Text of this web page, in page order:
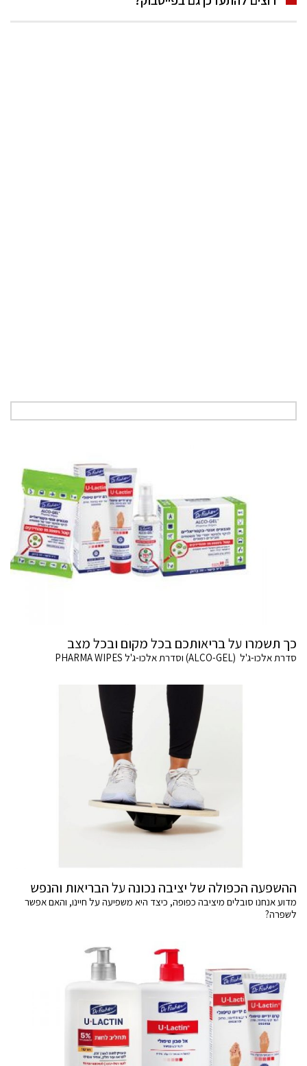
כך תשמרו על בריאותכם בכל מקום ובכל מצב
סדרת אלכו-ג'ל (ALCO-GEL) וסדרת אלכו-ג'ל PHARMA WIPES
ההשפעה הכפולה של יציבה נכונה על הבריאות והנפש
מדוע אנחנו סובלים מיציבה כפופה, כיצד היא משפיעה על חיינו, והאם אפשר
לשפרה?